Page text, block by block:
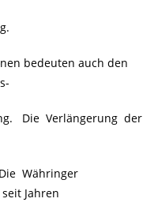
bedeuten auch den
Die Verlängerung der
Währinger
Jahren